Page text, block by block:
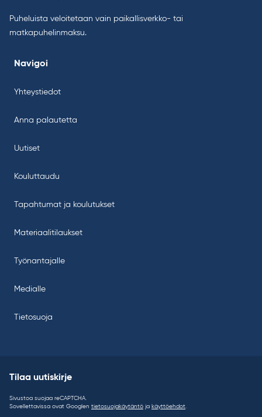
Puheluista veloitetaan vain paikallisverkko- tai
matkapuhelinmaksu.
Navigoi
Yhteystiedot
Anna palautetta
Uutiset
Kouluttaudu
Tapahtumat ja koulutukset
Materiaalitilaukset
Työnantajalle
Medialle
Tietosuoja
Tilaa uutiskirje
Sivustoa suojaa reCAPTCHA.
Sovellettavissa ovat Googlen tietosuojakäytäntö ja käyttöehdot